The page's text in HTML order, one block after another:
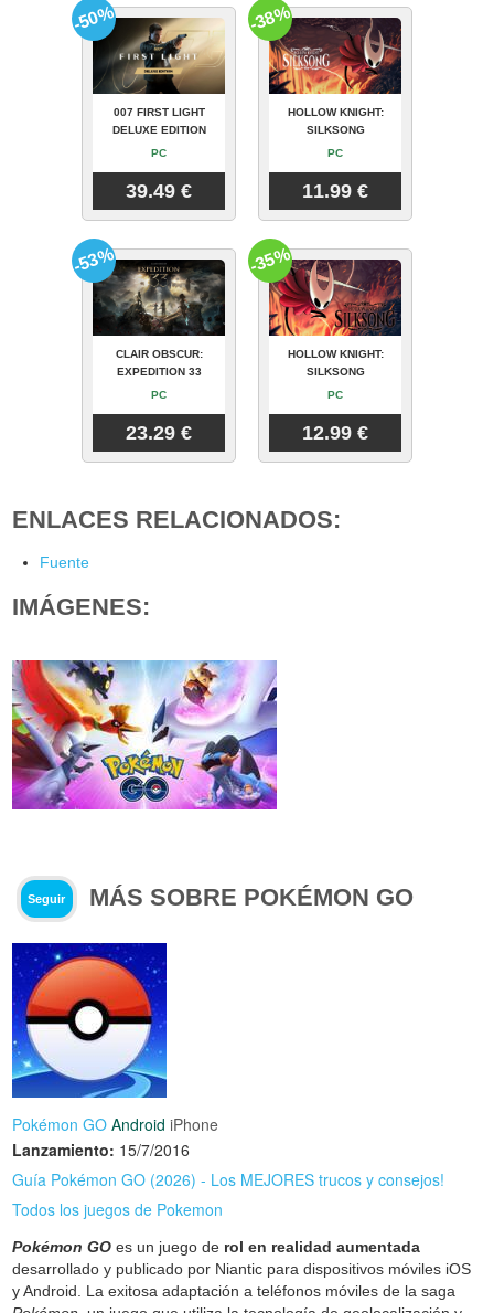
007 FIRST LIGHT
DELUXE EDITION
PC
39.49 €
-50%
HOLLOW KNIGHT:
SILKSONG
PC
11.99 €
-38%
CLAIR OBSCUR:
EXPEDITION 33
PC
23.29 €
-53%
HOLLOW KNIGHT:
SILKSONG
PC
12.99 €
-35%
ENLACES RELACIONADOS:
Fuente
IMÁGENES:
Seguir MÁS SOBRE POKÉMON GO
Pokémon GO Android iPhone
Lanzamiento: 15/7/2016
Guía Pokémon GO (2026) - Los MEJORES trucos y consejos!
Todos los juegos de Pokemon
Pokémon GO es un juego de rol en realidad aumentada
desarrollado y publicado por Niantic para dispositivos móviles iOS
y Android. La exitosa adaptación a teléfonos móviles de la saga